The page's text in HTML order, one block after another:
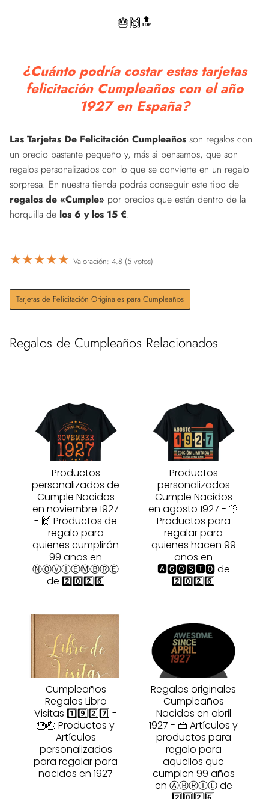
🎂🙌🔝
¿Cuánto podría costar estas tarjetas
felicitación Cumpleaños con el año
1927 en España?
Las Tarjetas De Felicitación Cumpleaños son regalos con
un precio bastante pequeño y, más si pensamos, que son
regalos personalizados con lo que se convierte en un regalo
sorpresa. En nuestra tienda podrás conseguir este tipo de
regalos de «Cumple» por precios que están dentro de la
horquilla de los 6 y los 15 €.
★★★★★ Valoración: 4.8 (5 votos)
Tarjetas de Felicitación Originales para Cumpleaños
Regalos de Cumpleaños Relacionados
Productos
personalizados de
Cumple Nacidos
en noviembre 1927
- 🙌 Productos de
regalo para
quienes cumplirán
99 años en
ⓃⓄⓋⒾⒺⓂⒷⓇⒺ
de 2️⃣0️⃣2️⃣6️⃣
Productos
personalizados
Cumple Nacidos
en agosto 1927 - 🎊
Productos para
regalar para
quienes hacen 99
años en
🅰🅶🅾🆂🆃🅾 de
2️⃣0️⃣2️⃣6️⃣
Cumpleaños
Regalos Libro
Visitas 1️⃣9️⃣2️⃣7️⃣ -
🎂🎂 Productos y
Artículos
personalizados
para regalar para
nacidos en 1927
Regalos originales
Cumpleaños
Nacidos en abril
1927 - 🍰 Artículos y
productos para
regalo para
aquellos que
cumplen 99 años
en ⒶⒷⓇⒾⓁ de